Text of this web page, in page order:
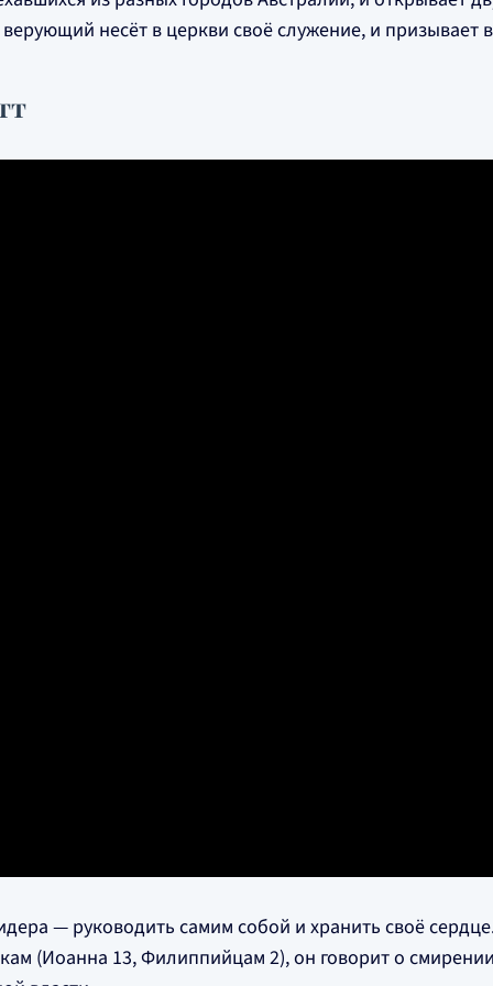
несёт в церкви своё служение, и призывает
— руководить самим собой и хранить своё
(Иоанна 13, Филиппийцам 2), он говорит о